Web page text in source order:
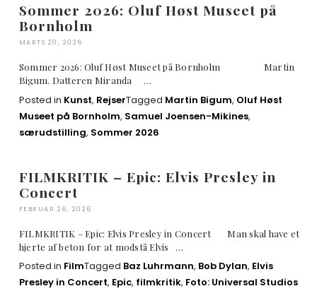
Sommer 2026: Oluf Høst Museet på
Bornholm
MARTS 20, 2026
Sommer 2026: Oluf Høst Museet på Bornholm Martin
Bigum. Datteren Miranda …
Posted in Kunst, RejserTagged Martin Bigum, Oluf Høst
Museet på Bornholm, Samuel Joensen-Mikines,
særudstilling, Sommer 2026
FILMKRITIK – Epic: Elvis Presley in
Concert
FEBRUAR 26, 2026
FILMKRITIK – Epic: Elvis Presley in Concert Man skal have et
hjerte af beton for at modstå Elvis …
Posted in FilmTagged Baz Luhrmann, Bob Dylan, Elvis
Presley in Concert, Epic, filmkritik, Foto: Universal Studios